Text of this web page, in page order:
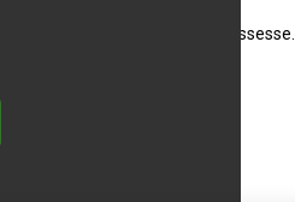
médicaments pendant la grossesse.